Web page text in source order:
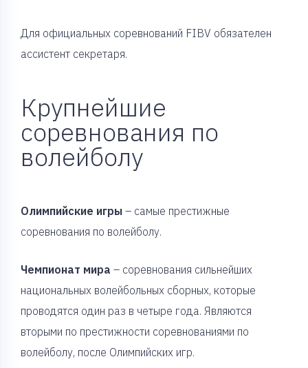
Для официальных соревнований FIBV обязателен
ассистент секретаря.
Крупнейшие
соревнования по
волейболу
Олимпийские игры – самые престижные
соревнования по волейболу.
Чемпионат мира – соревнования сильнейших
национальных волейбольных сборных, которые
проводятся один раз в четыре года. Являются
вторыми по престижности соревнованиями по
волейболу, после Олимпийских игр.